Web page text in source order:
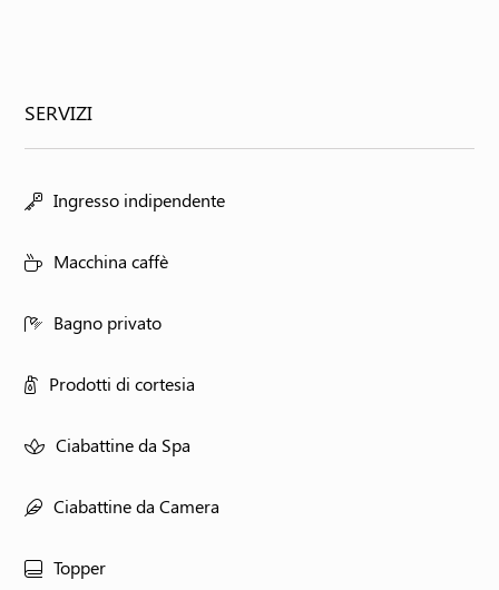
SERVIZI
Ingresso indipendente
Macchina caffè
Bagno privato
Prodotti di cortesia
Ciabattine da Spa
Ciabattine da Camera
Topper